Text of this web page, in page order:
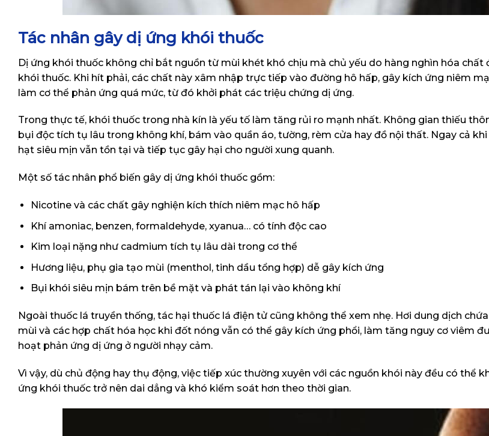
Tác nhân gây dị ứng khói thuốc
Dị ứng khói thuốc không chỉ bắt nguồn từ mùi khét khó chịu mà chủ yếu do hàng nghìn hóa chất
khói thuốc. Khi hít phải, các chất này xâm nhập trực tiếp vào đường hô hấp, gây kích ứng niêm
làm cơ thể phản ứng quá mức, từ đó khởi phát các triệu chứng dị ứng.
Trong thực tế, khói thuốc trong nhà kín là yếu tố làm tăng rủi ro mạnh nhất. Không gian thiếu
bụi độc tích tụ lâu trong không khí, bám vào quần áo, tường, rèm cửa hay đồ nội thất. Ngay cả
hạt siêu mịn vẫn tồn tại và tiếp tục gây hại cho người xung quanh.
Một số tác nhân phổ biến gây dị ứng khói thuốc gồm:
Nicotine và các chất gây nghiện kích thích niêm mạc hô hấp
Khí amoniac, benzen, formaldehyde, xyanua… có tính độc cao
Kim loại nặng như cadmium tích tụ lâu dài trong cơ thể
Hương liệu, phụ gia tạo mùi (menthol, tinh dầu tổng hợp) dễ gây kích ứng
Bụi khói siêu mịn bám trên bề mặt và phát tán lại vào không khí
Ngoài thuốc lá truyền thống, tác hại thuốc lá điện tử cũng không thể xem nhẹ. Hơi dung dịch
mùi và các hợp chất hóa học khi đốt nóng vẫn có thể gây kích ứng phổi, làm tăng nguy cơ viêm
hoạt phản ứng dị ứng ở người nhạy cảm.
Vì vậy, dù chủ động hay thụ động, việc tiếp xúc thường xuyên với các nguồn khói này đều có thể
ứng khói thuốc trở nên dai dẳng và khó kiểm soát hơn theo thời gian.